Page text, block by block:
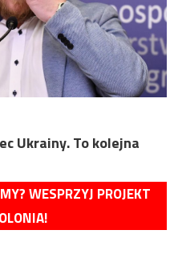
Ukrainy. To kolejna
WESPRZYJ PROJEKT